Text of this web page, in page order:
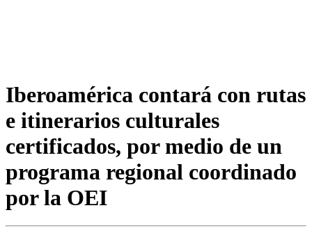
Iberoamérica contará con rutas
e itinerarios culturales
certificados, por medio de un
programa regional coordinado
por la OEI